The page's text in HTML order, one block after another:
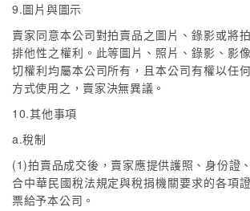
9.圖片與圖示
賣家同意本公司對拍賣品之圖片、錄影或將
排他性之權利。此等圖片、照片、錄影、影
切權利均屬本公司所有，且本公司有權以任
方式使用之，賣家決無異議。
10.其他事項
a.稅制
(1)拍賣品成交後，賣家應提供護照、身份證
合中華民國稅法規定與稅捐機關要求的各項
票給予本公司。